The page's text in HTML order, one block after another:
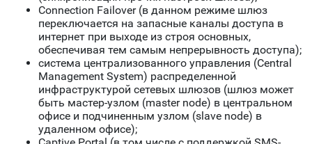
Connection Failover (в данном режиме шлюз
переключается на запасные каналы доступа в
интернет при выходе из строя основных,
обеспечивая тем самым непрерывность доступа);
система централизованного управления (Central
Management System) распределенной
инфраструктурой сетевых шлюзов (шлюз может
быть мастер-узлом (master node) в центральном
офисе и подчиненным узлом (slave node) в
удаленном офисе);